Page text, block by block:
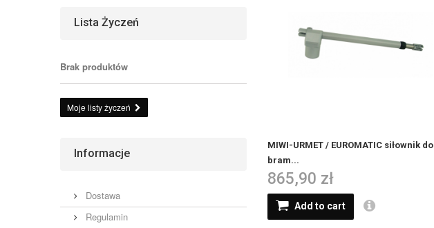
MIWI-URMET / EUROMATIC siłownik do
bram...
865,90 zł
Add to cart
Lista Życzeń
Brak produktów
Moje listy życzeń
Informacje
Dostawa
Regulamin